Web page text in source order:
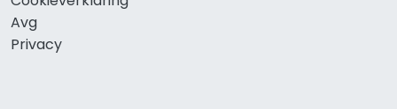
Avg
Privacy